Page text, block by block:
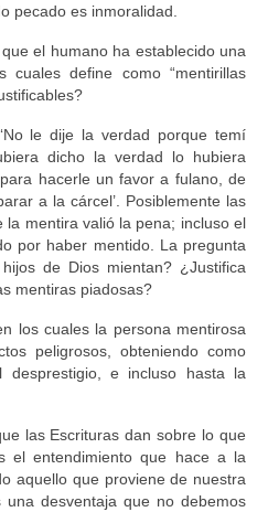
pecado es inmoralidad.
el humano ha establecido una
define como “mentirillas
le dije la verdad porque temí
dicho la verdad lo hubiera
para hacerle un favor a fulano, de
a la cárcel’. Posiblemente las
la mentira valió la pena; incluso el
por haber mentido. La pregunta
de Dios mientan? ¿Justifica
mentiras piadosas?
los cuales la persona mentirosa
peligrosos, obteniendo como
desprestigio, e incluso hasta la
las Escrituras dan sobre lo que
el entendimiento que hace a la
aquello que proviene de nuestra
desventaja que no debemos